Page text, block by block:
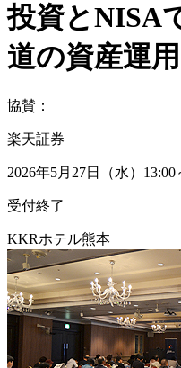
投資とNISA
道の資産運用
協賛：
楽天証券
2026年5月27日（水）13:00
受付終了
KKRホテル熊本